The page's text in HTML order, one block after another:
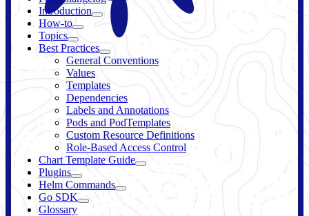
Introduction
How-to
Topics
Best Practices
General Conventions
Values
Templates
Dependencies
Labels and Annotations
Pods and PodTemplates
Custom Resource Definitions
Role-Based Access Control
Chart Template Guide
Plugins
Helm Commands
Go SDK
Glossary